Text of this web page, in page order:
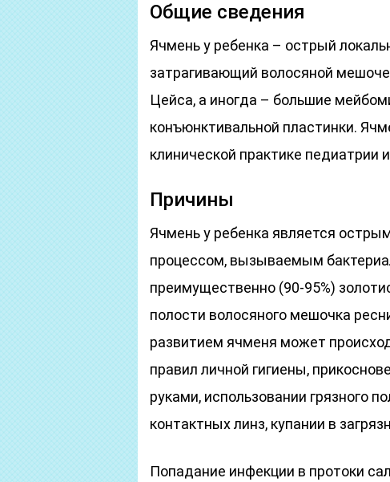
Общие сведения
Ячмень у ребенка – острый
затрагивающий волосяной
Цейса, а иногда – большие
конъюнктивальной пластинки.
клинической практике педиатрии
Причины
Ячмень у ребенка является
процессом, вызываемым
преимущественно (90-95%)
полости волосяного мешочка
развитием ячменя может
правил личной гигиены,
руками, использовании грязного
контактных линз, купании в
Попадание инфекции в протоки